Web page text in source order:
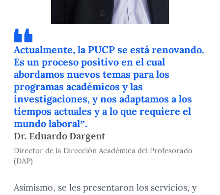
Actualmente, la PUCP se está renovando.
Es un proceso positivo en el cual
abordamos nuevos temas para los
programas académicos y las
investigaciones, y nos adaptamos a los
tiempos actuales y a lo que requiere el
mundo laboral”.
Dr. Eduardo Dargent
Director de la Dirección Académica del Profesorado
(DAP)
Asimismo, se les presentaron los servicios, y